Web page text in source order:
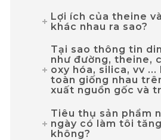
Lợi ích của theine
khác nhau ra sao?
Tại sao thông tin
như đường, theine,
oxy hóa, silica, vv ...
toàn giống nhau
xuất nguồn gốc và
Tiêu thụ sản phẩm
ngày có làm tôi
không?